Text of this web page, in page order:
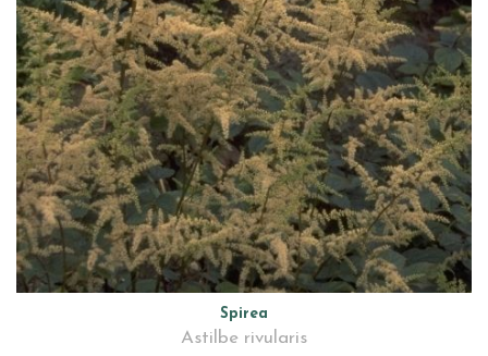
Spirea
Astilbe rivularis